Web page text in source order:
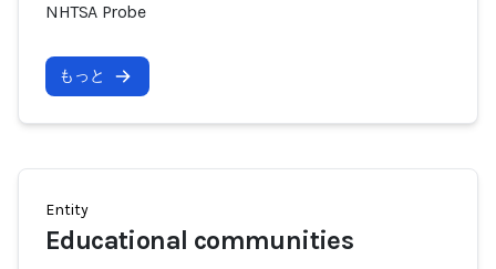
NHTSA Probe
もっと
Entity
Educational communities